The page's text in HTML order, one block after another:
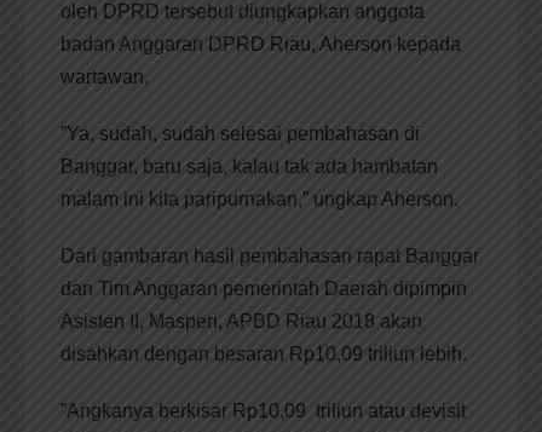
oleh DPRD tersebut diungkapkan anggota
badan Anggaran DPRD Riau, Aherson kepada
wartawan,
”Ya, sudah, sudah selesai pembahasan di
Banggar, baru saja, kalau tak ada hambatan
malam ini kita paripurnakan,” ungkap Aherson.
Dari gambaran hasil pembahasan rapat Banggar
dan Tim Anggaran pemerintah Daerah dipimpin
Asisten II, Masperi, APBD Riau 2018 akan
disahkan dengan besaran Rp10,09 triliun lebih.
”Angkanya berkisar Rp10,09 triliun atau devisit